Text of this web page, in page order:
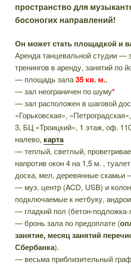
пространство для
босоногих направлений!
Он может стать площадкой и
Аренда танцевальной студии —
тренингов в аренду, занятий по
— площадь зала35 кв. м.,
— зал неограничен по шуму*
— зал расположен в шаговой
«Горьковская»,
3, БЦ «Троицкий», 1 этаж, оф.
налево, карта
— теплый, светлый,
напротив окон 4 на 1,5 м. ,
доска, мел, деревянные скамьи
— муз. центр (ACD, USB) и
подключаемые к нетбуку,
— гладкий пол (бетон-подложка-
— бронь зала по предоплате (
занятие, месяц занятий
Сбербанка).
— весьма приблизительный